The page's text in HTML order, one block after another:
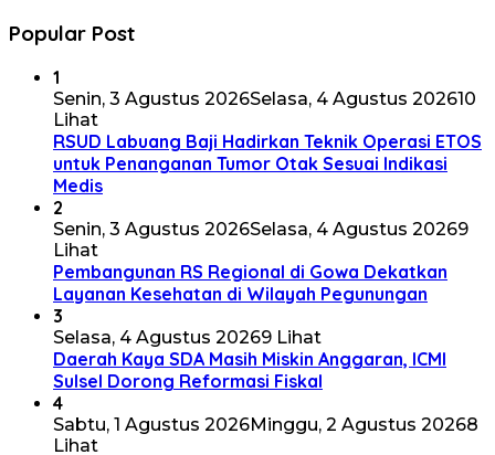
Popular Post
1
Senin, 3 Agustus 2026Selasa, 4 Agustus 202610
Lihat
RSUD Labuang Baji Hadirkan Teknik Operasi ETOS
untuk Penanganan Tumor Otak Sesuai Indikasi
Medis
2
Senin, 3 Agustus 2026Selasa, 4 Agustus 20269
Lihat
Pembangunan RS Regional di Gowa Dekatkan
Layanan Kesehatan di Wilayah Pegunungan
3
Selasa, 4 Agustus 20269 Lihat
Daerah Kaya SDA Masih Miskin Anggaran, ICMI
Sulsel Dorong Reformasi Fiskal
4
Sabtu, 1 Agustus 2026Minggu, 2 Agustus 20268
Lihat